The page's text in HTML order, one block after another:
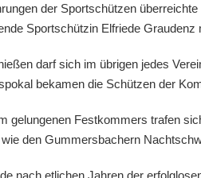
der Sportschützen
Sportschützin Elfriede
darf sich im übrigen jedes
bekamen die Schützen der
gelungenen Festkommers trafen
wie den Gummersbachern
nach etlichen Jahren der